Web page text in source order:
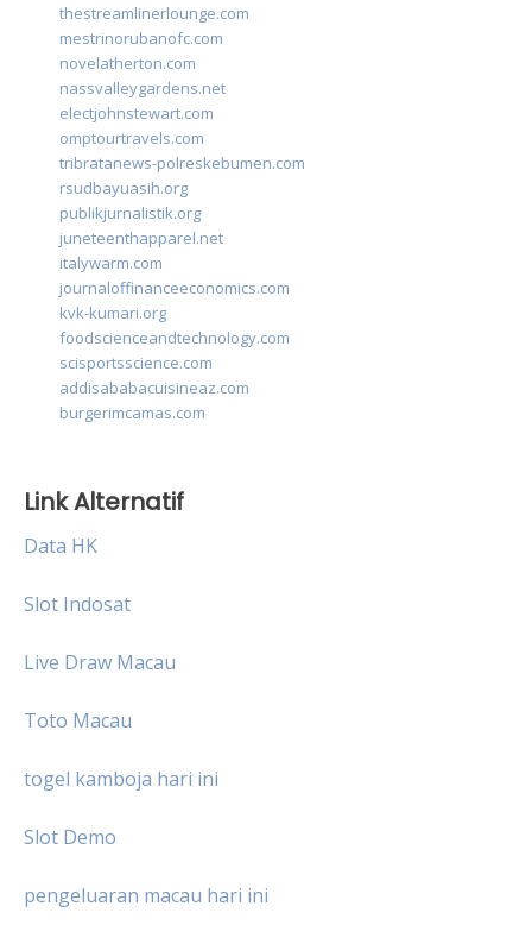
thestreamlinerlounge.com
mestrinorubanofc.com
novelatherton.com
nassvalleygardens.net
electjohnstewart.com
omptourtravels.com
tribratanews-polreskebumen.com
rsudbayuasih.org
publikjurnalistik.org
juneteenthapparel.net
italywarm.com
journaloffinanceeconomics.com
kvk-kumari.org
foodscienceandtechnology.com
scisportsscience.com
addisababacuisineaz.com
burgerimcamas.com
Link Alternatif
Data HK
Slot Indosat
Live Draw Macau
Toto Macau
togel kamboja hari ini
Slot Demo
pengeluaran macau hari ini